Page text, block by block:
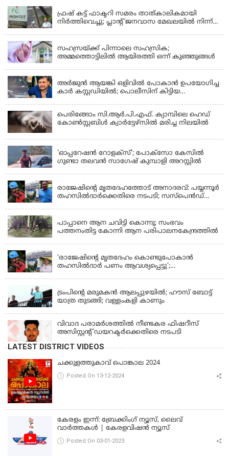
ഫ്രഷ് കട്ട് ഫാക്ടറി സമരം താത്കാലികമായി
നിർത്തിവെച്ചു; പ്ലാൻ്റ് ജനവാസ മേഖലയിൽ നിന്ന്
സഹസ്രയ്ക്ക് പിന്നാലെ സഹസ്രിക;
അമ്മത്തൊട്ടിലില്‍ ആയിരത്തി ഒന്ന് കുഞ്ഞുങ്ങള്‍
അർജുൻ ആയങ്കി ഒളിവിൽ പോകാൻ ഉപയോഗിച്ച
കാർ കസ്റ്റഡിയിൽ; പൊലീസിന് കിട്ടിയ
പെരിങ്ങോം സി.ആർ.പി.എഫ്. ക്യാമ്പിലെ ഹെഡ്
കോൺസ്റ്റബിൾ ക്വാർട്ടേഴ്സിൽ മരിച്ച നിലയിൽ
'ഓപ്പറേഷൻ റോളക്സ്'; പോക്സോ കേസിൽ
ഗുണ്ടാ തലവൻ സാഗേഷ് കുമ്പാളി അറസ്റ്റിൽ
രാജേഷിന്റെ മൃതദേഹത്തോട് അനാദരവ്: പയ്യന്നൂർ
തഹസിൽദാർക്കെതിരെ നടപടി; സസ്പെൻഡ്
പാപ്പാനെ ആന ചവിട്ടി കൊന്നു; സംഭവം
പത്തനംതിട്ട കോന്നി ആന പരിപാലനകേന്ദ്രത്തിൽ
‘രാജേഷിന്‍റെ മൃതദേഹം കൊണ്ടുപോകാന്‍
തഹസില്‍ദാര്‍ പണം ആവശ്യപ്പെട്ടു’;
ട്രംപിന്റെ മരുമകന്‍ ആലപ്പുഴയില്‍; ഹൗസ് ബോട്ട്
യാത്ര തുടങ്ങി; വള്ളംകളി കാണും
വിവാദ പരാമര്‍ശത്തില്‍ നീണ്ടകര ഫിഷറീസ്
അസിസ്റ്റന്റ് ഡയറക്ടര്‍ക്കെതിരെ നടപടി
LATEST DISTRICT VIDEOS
ചക്കുളത്തുകാവ് പൊങ്കാല 2024
Posted On 13-12-2024
കേരളം ഇന്ന്: ബ്രേക്കിംഗ് ന്യൂസ്, ലൈവ്
വാർത്തകൾ | കേരളവിഷൻ ന്യൂസ്
Posted On 03-01-2023